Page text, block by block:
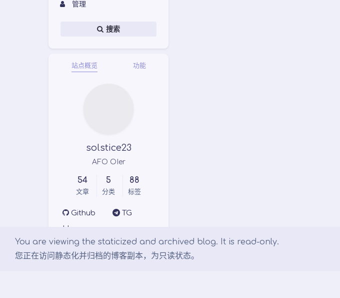
管理
搜索
站点概览 功能
solstice23
AFO OIer
54
文章
5
分类
88
标签
Github
TG
Links
You are viewing the staticized and archived blog. It is read-only.
您正在访问静态化并归档的博客副本，为只读状态。